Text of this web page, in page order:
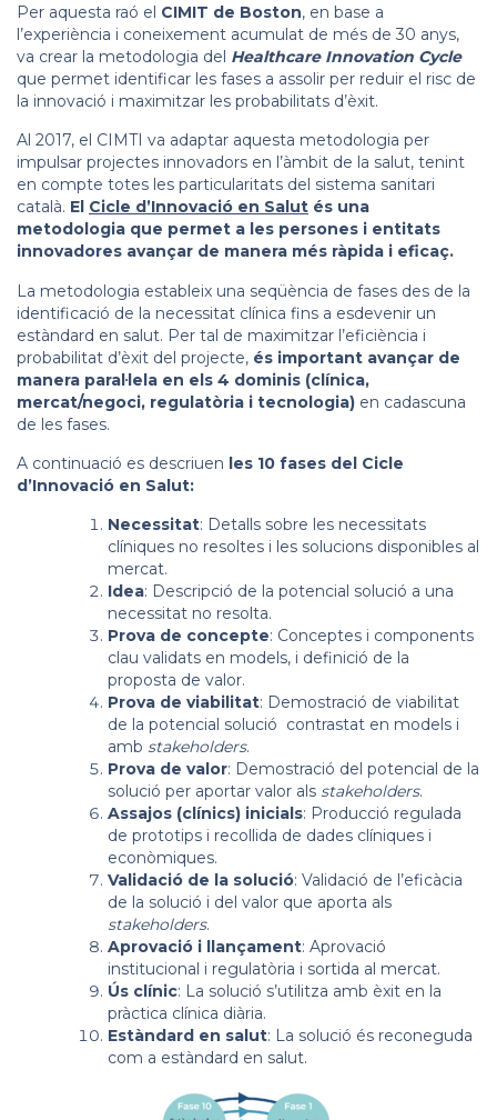
Per aquesta raó el CIMIT de Boston, en base a
l’experiència i coneixement acumulat de més de 30 anys,
va crear la metodologia del Healthcare Innovation Cycle
que permet identificar les fases a assolir per reduir el risc de
la innovació i maximitzar les probabilitats d’èxit.
Al 2017, el CIMTI va adaptar aquesta metodologia per
impulsar projectes innovadors en l’àmbit de la salut, tenint
en compte totes les particularitats del sistema sanitari
català. El Cicle d’Innovació en Salut és una
metodologia que permet a les persones i entitats
innovadores avançar de manera més ràpida i eficaç.
La metodologia estableix una seqüència de fases des de la
identificació de la necessitat clínica fins a esdevenir un
estàndard en salut. Per tal de maximitzar l’eficiència i
probabilitat d’èxit del projecte, és important avançar de
manera paral·lela en els 4 dominis (clínica,
mercat/negoci, regulatòria i tecnologia) en cadascuna
de les fases.
A continuació es descriuen les 10 fases del Cicle
d’Innovació en Salut:
Necessitat: Detalls sobre les necessitats
clíniques no resoltes i les solucions disponibles al
mercat.
Idea: Descripció de la potencial solució a una
necessitat no resolta.
Prova de concepte: Conceptes i components
clau validats en models, i definició de la
proposta de valor.
Prova de viabilitat: Demostració de viabilitat
de la potencial solució contrastat en models i
amb stakeholders.
Prova de valor: Demostració del potencial de la
solució per aportar valor als stakeholders.
Assajos (clínics) inicials: Producció regulada
de prototips i recollida de dades clíniques i
econòmiques.
Validació de la solució: Validació de l’eficàcia
de la solució i del valor que aporta als
stakeholders.
Aprovació i llançament: Aprovació
institucional i regulatòria i sortida al mercat.
Ús clínic: La solució s’utilitza amb èxit en la
pràctica clínica diària.
Estàndard en salut: La solució és reconeguda
com a estàndard en salut.